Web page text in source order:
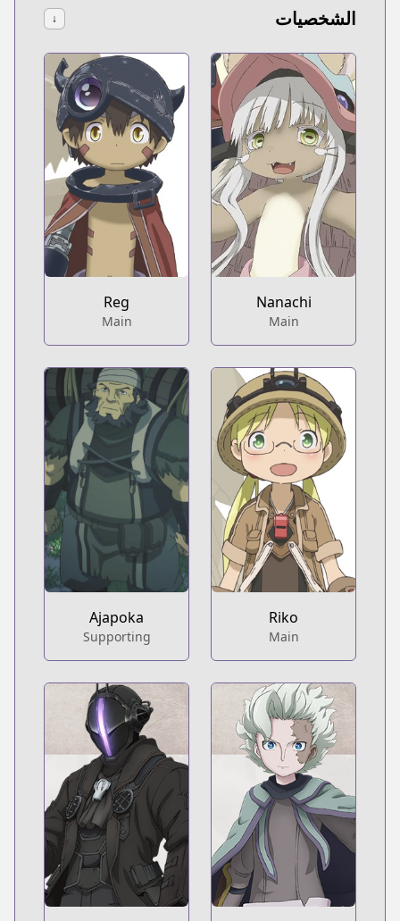
الشخصيات ↓
Nanachi
Main
Reg
Main
Riko
Main
Ajapoka
Supporting